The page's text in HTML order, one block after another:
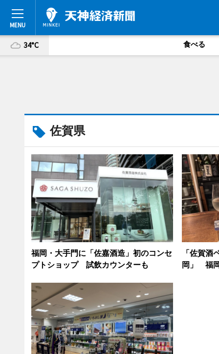
34°C 食べる
佐賀県
福岡・大手門に「佐嘉酒造」初のコンセ
プトショップ 試飲カウンターも
「佐賀酒
岡」 福